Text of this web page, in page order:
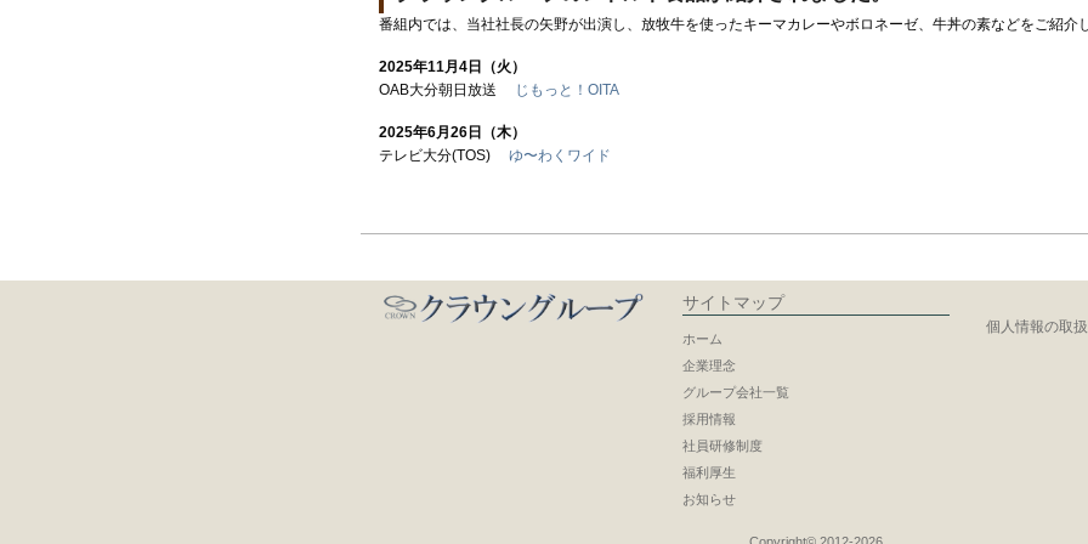
番組内では、当社社長の矢野が出演し、放牧牛を使ったキーマカレーやボロネーゼ、牛丼の素などをご紹介
2025年11月4日（火）
OAB大分朝日放送
じもっと！OITA
2025年6月26日（木）
テレビ大分(TOS) ゆ〜わくワイド
サイトマップ
ホーム
企業理念
グループ会社一覧
採用情報
社員研修制度
福利厚生
お知らせ
個人情報の取